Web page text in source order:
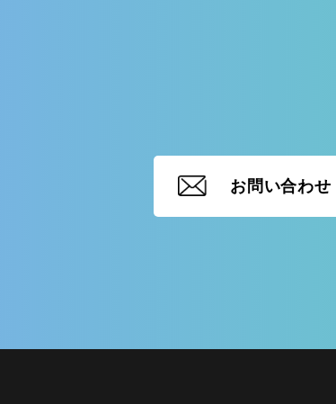
お問い合わせ